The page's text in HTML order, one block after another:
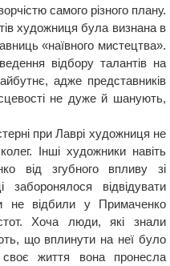
самого різного плану.
художниця була визнана в
«наївного мистецтва».
відбору талантів на
адже представників
не дуже й шанують,
при Лаврі художниця не
Інші художники навіть
від згубного впливу зі
відвідувати
не відбили у Примаченко
Хоча люди, які знали
що вплинути на неї було
життя вона пронесла